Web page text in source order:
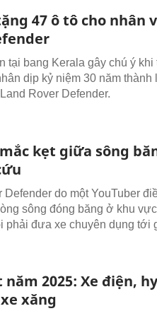
47 ô tô cho nhân
tại bang Kerala gây chú ý khi
dịp kỷ niệm 30 năm thành
Rover Defender.
kẹt giữa sông
do một YouTuber
sông đóng băng ở khu
phải đưa xe chuyên dụng tới
năm 2025: Xe điện,
xăng